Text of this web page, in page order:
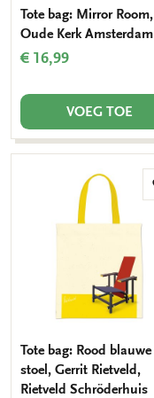
Tote bag: Mirror Room,
Oude Kerk Amsterdam
€ 16,99
VOEG TOE
Tote bag: Rood blauwe
stoel, Gerrit Rietveld,
Rietveld Schröderhuis